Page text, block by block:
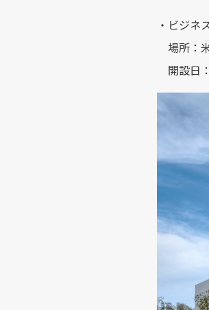
・ビジネ
場所：
開設日